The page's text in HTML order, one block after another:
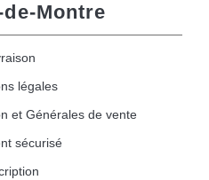
Montre
légales
et Générales de vente
sécurisé